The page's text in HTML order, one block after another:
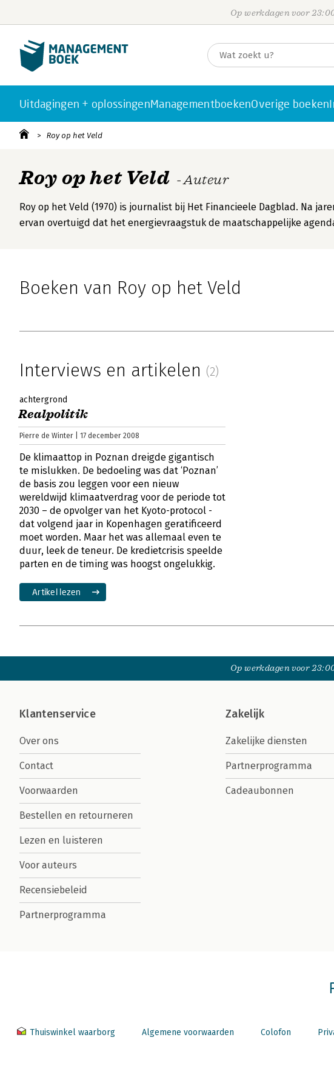
Op werkdagen voor
Uitdagingen + oplossingenManagementboekenOverige boeken
Roy op het Veld
Roy op het Veld - Auteur
Roy op het Veld (1970) is journalist bij Het Financieele Dagblad. Na
ervan overtuigd dat het energievraagstuk de maatschappelijke
Boeken van Roy op het Veld
Interviews en artikelen (2)
achtergrond
Realpolitik
Pierre de Winter | 17 december 2008
De klimaattop in Poznan dreigde gigantisch
te mislukken. De bedoeling was dat ‘Poznan’
de basis zou leggen voor een nieuw
wereldwijd klimaatverdrag voor de periode tot
2030 – de opvolger van het Kyoto-protocol -
dat volgend jaar in Kopenhagen geratificeerd
moet worden. Maar het was allemaal even te
duur, leek de teneur. De kredietcrisis speelde
parten en de timing was hoogst ongelukkig.
Artikel lezen
Op werkdagen voor
Klantenservice
Over ons
Contact
Voorwaarden
Bestellen en retourneren
Lezen en luisteren
Voor auteurs
Recensiebeleid
Partnerprogramma
Zakelijk
Zakelijke diensten
Partnerprogramma
Cadeaubonnen
Thuiswinkel waarborg Algemene voorwaarden Colofon